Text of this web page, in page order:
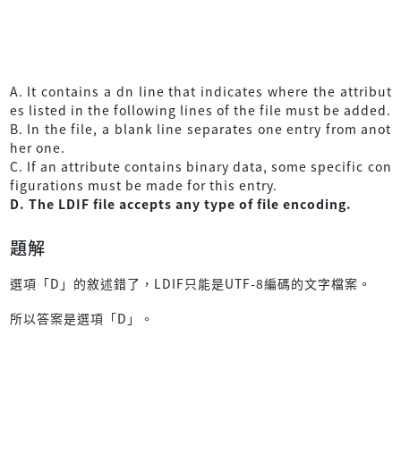
A. It contains a dn line that indicates where the attribut
es listed in the following lines of the file must be added.
B. In the file, a blank line separates one entry from anot
her one.
C. If an attribute contains binary data, some specific con
figurations must be made for this entry.
D. The LDIF file accepts any type of file encoding.
題解
選項「D」的敘述錯了，LDIF只能是UTF-8編碼的文字檔案。
所以答案是選項「D」。